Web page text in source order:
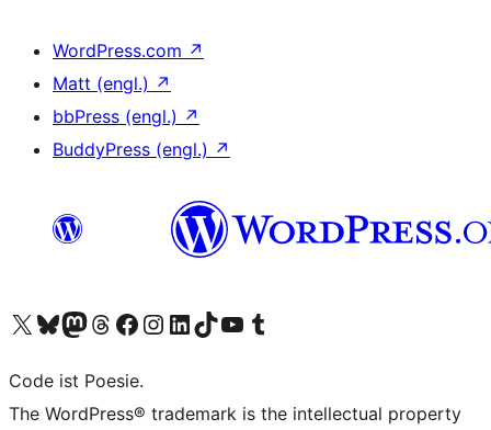
WordPress.com ↗
Matt (engl.) ↗
bbPress (engl.) ↗
BuddyPress (engl.) ↗
Unser X-Konto (früher Twitter) besuchen
Unser Bluesky-Konto besuchen
Unser Mastodon-Konto besuchen
Unser Threads-Konto besuchen
Unsere Facebook-Seite besuchen
Unser Instagram-Konto besuchen
Unser LinkedIn-Konto besuchen
Unser TikTok-Konto besuchen
Unseren YouTube-Kanal besuchen
Unser Tumblr-Konto besuchen
Code ist Poesie.
The WordPress® trademark is the intellectual property